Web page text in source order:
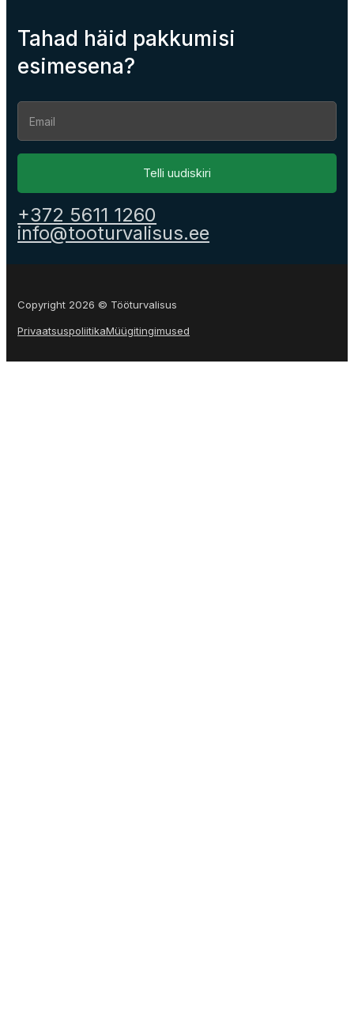
Tahad häid pakkumisi
esimesena?
Section
Telli uudiskiri
+372 5611 1260
info@tooturvalisus.ee
Copyright 2026 © Tööturvalisus
PrivaatsuspoliitikaMüügitingimused